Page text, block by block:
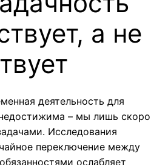
а не
деятельность для
– мы лишь скоро
Исследования
переключение между
ослабляет